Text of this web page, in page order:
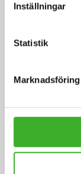
Inställningar
Statistik
Marknadsföring